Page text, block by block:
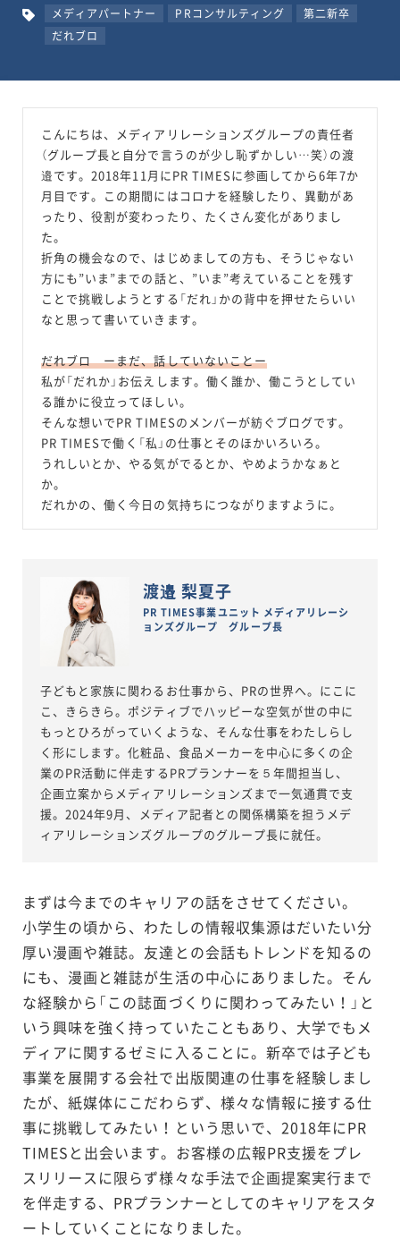
メディアパートナー PRコンサルティング
第二新卒
だれブロ
こんにちは、メディアリレーションズグループの責任者
（グループ長と自分で言うのが少し恥ずかしい…笑）の渡
邉です。2018年11月にPR TIMESに参画してから6年7か
月目です。この期間にはコロナを経験したり、異動があ
ったり、役割が変わったり、たくさん変化がありまし
た。
折角の機会なので、はじめましての方も、そうじゃない
方にも”いま”までの話と、”いま”考えていることを残す
ことで挑戦しようとする「だれ」かの背中を押せたらいい
なと思って書いていきます。
だれブロ ーまだ、話していないことー
私が「だれか」お伝えします。働く誰か、働こうとしてい
る誰かに役立ってほしい。
そんな想いでPR TIMESのメンバーが紡ぐブログです。
PR TIMESで働く「私」の仕事とそのほかいろいろ。
うれしいとか、やる気がでるとか、やめようかなぁと
か。
だれかの、働く今日の気持ちにつながりますように。
渡邉 梨夏子
PR TIMES事業ユニット メディアリレーシ
ョンズグループ グループ長
子どもと家族に関わるお仕事から、PRの世界へ。にこに
こ、きらきら。ポジティブでハッピーな空気が世の中に
もっとひろがっていくような、そんな仕事をわたしらし
く形にします。化粧品、食品メーカーを中心に多くの企
業のPR活動に伴走するPRプランナーを５年間担当し、
企画立案からメディアリレーションズまで一気通貫で支
援。2024年9月、メディア記者との関係構築を担うメデ
ィアリレーションズグループのグループ長に就任。
まずは今までのキャリアの話をさせてください。
小学生の頃から、わたしの情報収集源はだいたい分
厚い漫画や雑誌。友達との会話もトレンドを知るの
にも、漫画と雑誌が生活の中心にありました。そん
な経験から「この誌面づくりに関わってみたい！」と
いう興味を強く持っていたこともあり、大学でもメ
ディアに関するゼミに入ることに。新卒では子ども
事業を展開する会社で出版関連の仕事を経験しまし
たが、紙媒体にこだわらず、様々な情報に接する仕
事に挑戦してみたい！という思いで、2018年にPR
TIMESと出会います。お客様の広報PR支援をプレ
スリリースに限らず様々な手法で企画提案実行まで
を伴走する、PRプランナーとしてのキャリアをスタ
ートしていくことになりました。